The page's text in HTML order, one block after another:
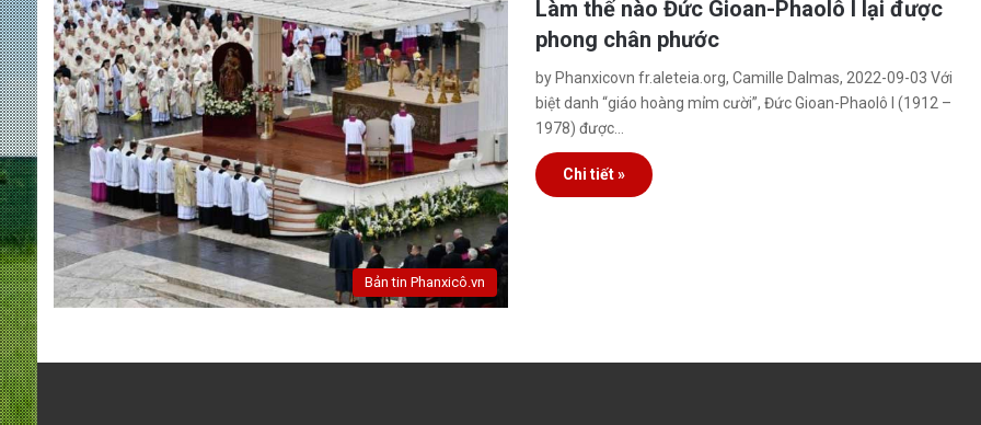
Bản tin Phanxicô.vn
Làm thế nào Đức Gioan-Phaolô I lại được
phong chân phước
by Phanxicovn fr.aleteia.org, Camille Dalmas, 2022-09-03 Với
biệt danh “giáo hoàng mỉm cười”, Đức Gioan-Phaolô I (1912 –
1978) được…
Chi tiết »